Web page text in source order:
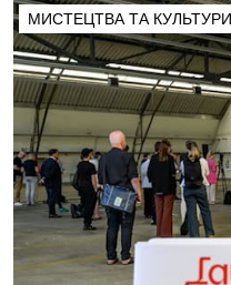
МИСТЕЦТВА ТА КУЛЬТУРИ